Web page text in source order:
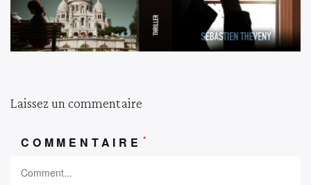
Laissez un commentaire
COMMENTAIRE *